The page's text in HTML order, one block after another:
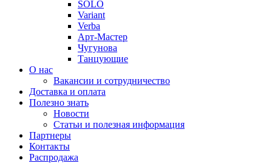
SOLO
Variant
Verba
Арт-Мастер
Чугунова
Танцующие
О нас
Вакансии и сотрудничество
Доставка и оплата
Полезно знать
Новости
Статьи и полезная информация
Партнеры
Контакты
Распродажа